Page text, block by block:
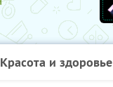
Красота и здоровье